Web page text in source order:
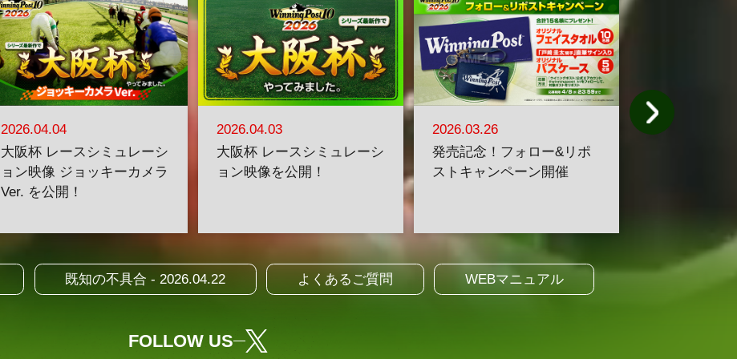
2026.04.04
大阪杯 レースシミュレーシ
ョン映像 ジョッキーカメラ
Ver. を公開！
2026.04.03
大阪杯 レースシミュレーシ
ョン映像を公開！
2026.03.26
発売記念！フォロー&リポ
ストキャンペーン開催
2026.03.25
既知の不具合 - 2026.04.22 よくあるご質問 WEBマニュアル
FOLLOW US